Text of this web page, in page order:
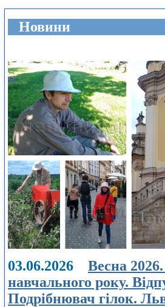
Новини
03.06.2026 Весна
навчального року.
Подрібнювач гілок.